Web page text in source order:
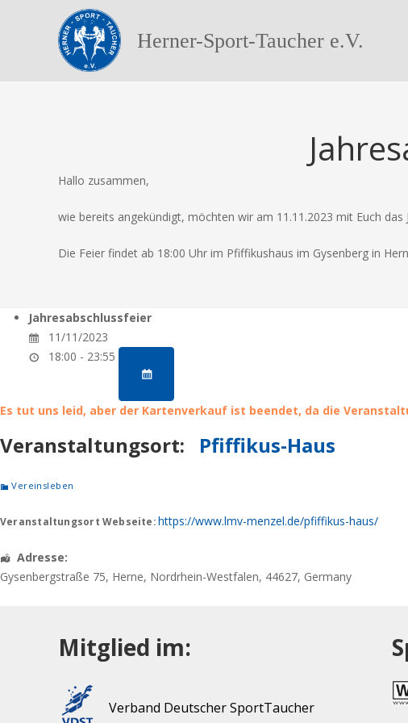
Herner-Sport-Taucher e.V.
Hallo zusammen,
wie bereits angekündigt, möchten wir am 11.11.2023 mit Euch
Die Feier findet ab 18:00 Uhr im Pfiffikushaus im Gysenberg in
Jahresabschlussfeier
11/11/2023
18:00 - 23:55
Es tut uns leid, aber der Kartenverkauf ist beendet, da die
Veranstaltungsort: Pfiffikus-Haus
Vereinsleben
Veranstaltungsort Webseite: https://www.lmv-menzel.de/pfiffikus-haus/
Adresse:
Gysenbergstraße 75, Herne, Nordrhein-Westfalen, 44627, Germany
Mitglied im:
Verband Deutscher SportTaucher